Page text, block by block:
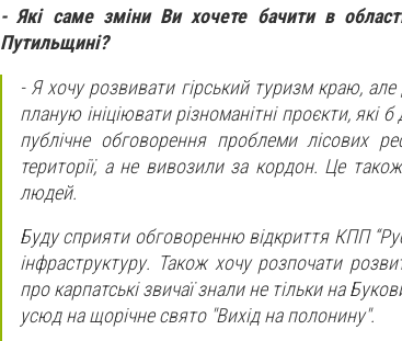
- Які саме зміни Ви хочете бачити в
Путильщині?
- Я хочу розвивати гірський туризм краю,
планую ініціювати різноманітні проєкти, які
публічне обговорення проблеми лісових
території, а не вивозили за кордон. Це
людей.
Буду сприяти обговоренню відкриття КПП
інфраструктуру. Також хочу розпочати
про карпатські звичаї знали не тільки на
усюд на щорічне свято "Вихід на полонину".